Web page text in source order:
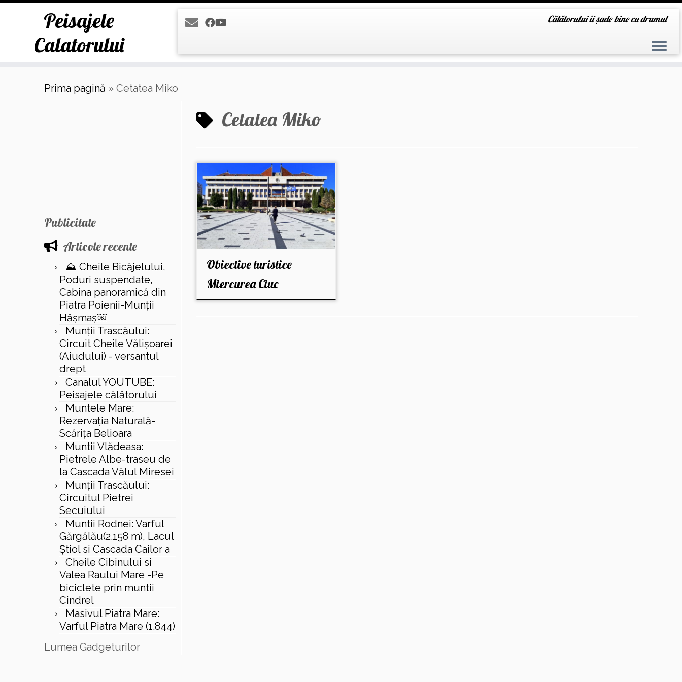
Peisajele
Calatorului
Călătorului îi șade bine cu drumul
Prima pagină » Cetatea Miko
Publicitate
Articole recente
⛰️ Cheile Bicăjelului,
Poduri suspendate,
Cabina panoramică din
Piatra Poienii-Munții
Hășmaș￼
Munții Trascăului:
Circuit Cheile Vălișoarei
(Aiudului) - versantul
drept
Canalul YOUTUBE:
Peisajele călătorului
Muntele Mare:
Rezervaţia Naturală-
Scăriţa Belioara
Muntii Vlădeasa:
Pietrele Albe-traseu de
la Cascada Vălul Miresei
Munții Trascăului:
Circuitul Pietrei
Secuiului
Muntii Rodnei: Varful
Gărgălău(2.158 m), Lacul
Ştiol si Cascada Cailor a
Cheile Cibinului si
Valea Raului Mare -Pe
biciclete prin muntii
Cindrel
Masivul Piatra Mare:
Varful Piatra Mare (1.844)
Lumea Gadgeturilor
Cetatea Miko
Obiective turistice
Miercurea Ciuc